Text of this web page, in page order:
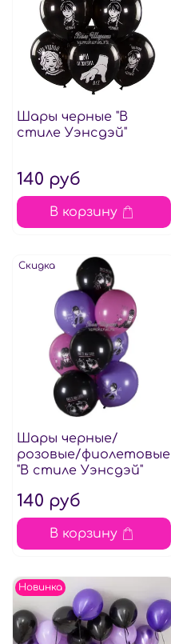
Шары черные "В
стиле Уэнсдэй"
140 руб
В корзину
Скидка
Шары черные/
розовые/фиолетовые
"В стиле Уэнсдэй"
140 руб
В корзину
Новинка